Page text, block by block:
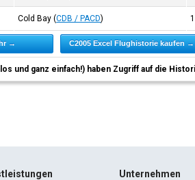
Cold Bay (CDB / PACD)
→ C2005 Excel Flughistorie kaufen →
und ganz einfach!) haben Zugriff auf die
Unternehmen